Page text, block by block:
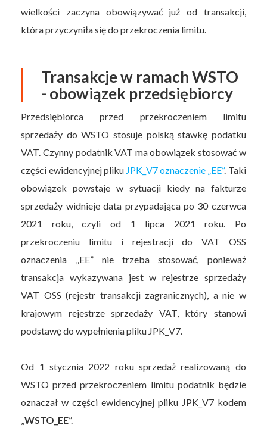
wielkości zaczyna obowiązywać już od transakcji,
która przyczyniła się do przekroczenia limitu.
Transakcje w ramach WSTO
- obowiązek przedsiębiorcy
Przedsiębiorca przed przekroczeniem limitu
sprzedaży do WSTO stosuje polską stawkę podatku
VAT. Czynny podatnik VAT ma obowiązek stosować w
części ewidencyjnej pliku JPK_V7 oznaczenie „EE”. Taki
obowiązek powstaje w sytuacji kiedy na fakturze
sprzedaży widnieje data przypadająca po 30 czerwca
2021 roku, czyli od 1 lipca 2021 roku. Po
przekroczeniu limitu i rejestracji do VAT OSS
oznaczenia „EE” nie trzeba stosować, ponieważ
transakcja wykazywana jest w rejestrze sprzedaży
VAT OSS (rejestr transakcji zagranicznych), a nie w
krajowym rejestrze sprzedaży VAT, który stanowi
podstawę do wypełnienia pliku JPK_V7.
Od 1 stycznia 2022 roku sprzedaż realizowaną do
WSTO przed przekroczeniem limitu podatnik będzie
oznaczał w części ewidencyjnej pliku JPK_V7 kodem
„WSTO_EE”.